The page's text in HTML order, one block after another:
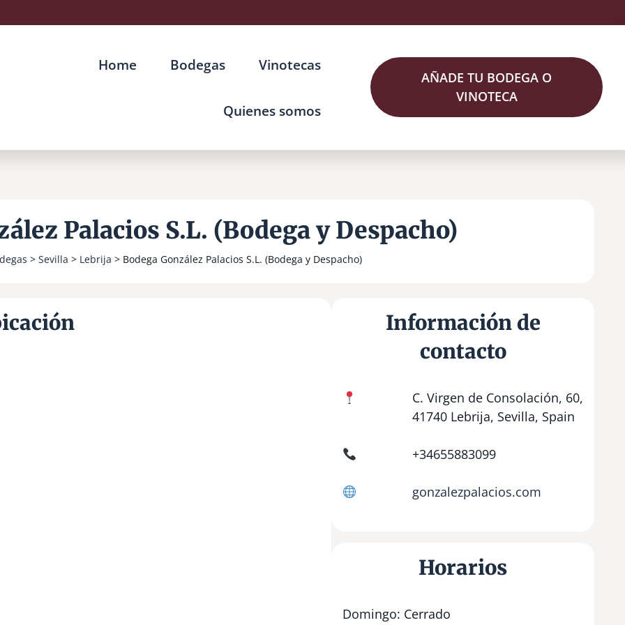
Home Bodegas Vinotecas
Quienes somos
AÑADE TU BODEGA O
VINOTECA
Palacios S.L. (Bodega y Despacho)
> Sevilla > Lebrija > Bodega González Palacios S.L. (Bodega y Despacho)
Información de
contacto
C. Virgen de Consolación, 60,
41740 Lebrija, Sevilla, Spain
+34655883099
gonzalezpalacios.com
Horarios
Domingo: Cerrado